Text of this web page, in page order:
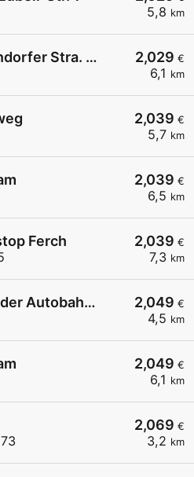
5,8 km
2,029 €
6,1 km
Shell Potsdam Neuendorfer Stra. 39
2,039 €
5,7 km
2,039 €
6,5 km
2,039 €
7,3 km
Ferch
2,049 €
4,5 km
Shell Michendorf An der Autobahn 1 A
2,049 €
6,1 km
2,069 €
3,2 km